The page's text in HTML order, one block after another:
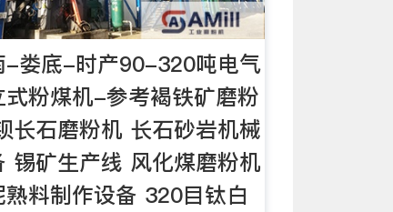
-娄底-时产90-320吨电气
式粉煤机-参考褐铁矿磨粉
长石磨粉机 长石砂岩机械
锡矿生产线 风化煤磨粉机
熟料制作设备 320目钛白